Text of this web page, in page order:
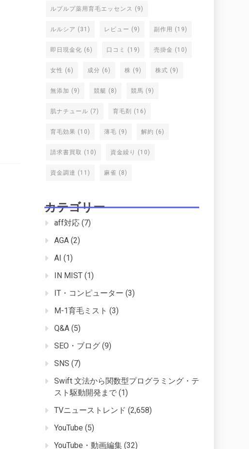
ルプルプ薬用育毛エッセンス (9)
ルルシア (31) レビュー (9) 副作用 (19)
即日現金化 (6) 口コミ (19) 売掛金 (10)
女性 (6) 成分 (6) 株 (9) 株式 (9)
無添加 (9) 競艇 (8) 競馬 (9)
肌ナチュール (7) 育毛剤 (16)
育毛効果 (10) 薄毛 (9) 解約 (6)
請求書買取 (10) 資金繰り (10)
資金調達 (11) 麻雀 (8)
カテゴリー
aff対応 (7)
AGA (2)
AI (1)
IN MIST (1)
IT・コンピューター (3)
M-1育毛ミスト (3)
Q&A (5)
SEO・ブログ (9)
SNS (7)
Swift 文法から関数型プログラミング・テ
スト駆動開発まで (1)
TVニューストレンド (2,658)
YouTube (5)
YouTube・動画編集 (32)